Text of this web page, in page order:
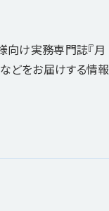
向け実務専門誌『月
どをお届けする情報